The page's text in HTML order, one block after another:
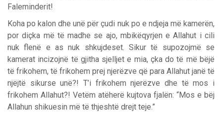
Faleminderit!
Koha po kalon dhe unë për çudi nuk po e ndjeja më kamerën,
por diçka më të madhe se ajo, mbikëqyrjen e Allahut i cili
nuk flenë e as nuk shkujdeset. Sikur të supozojmë se
kamerat incizojnë të gjitha sjelljet e mia, çka do të më bëjë
të frikohem, të frikohem prej njerëzve që para Allahut janë të
njëjtë sikurse unë?! T’i frikohem njerëzve dhe të mos i
frikohem Allahut?! Vetëm atëherë kujtova fjalën: “Mos e bëj
Allahun shikuesin më të thjeshtë drejt teje.”